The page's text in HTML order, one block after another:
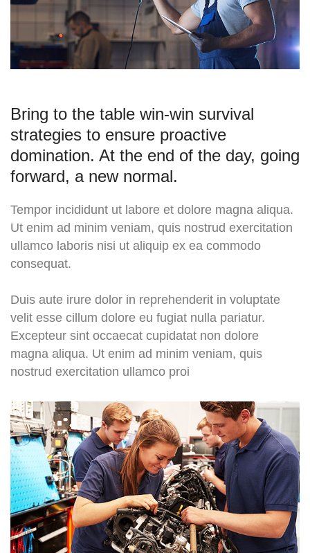
Bring to the table win-win survival
strategies to ensure proactive
domination. At the end of the day, going
forward, a new normal.
Tempor incididunt ut labore et dolore magna aliqua.
Ut enim ad minim veniam, quis nostrud exercitation
ullamco laboris nisi ut aliquip ex ea commodo
consequat.
Duis aute irure dolor in reprehenderit in voluptate
velit esse cillum dolore eu fugiat nulla pariatur.
Excepteur sint occaecat cupidatat non dolore
magna aliqua. Ut enim ad minim veniam, quis
nostrud exercitation ullamco proi